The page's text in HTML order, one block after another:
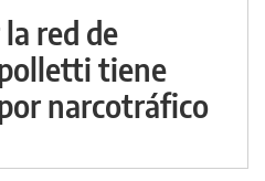
red de
tiene
narcotráfico